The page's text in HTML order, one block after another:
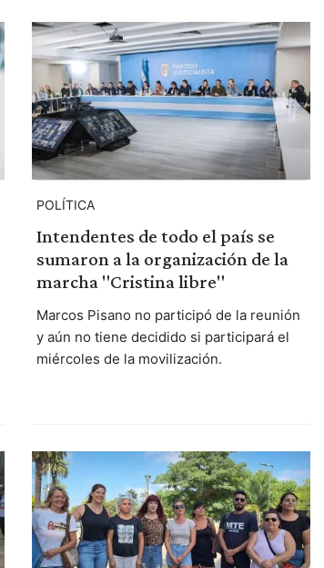
POLÍTICA
Intendentes de todo el país se
sumaron a la organización de la
marcha "Cristina libre"
Marcos Pisano no participó de la reunión
y aún no tiene decidido si participará el
miércoles de la movilización.